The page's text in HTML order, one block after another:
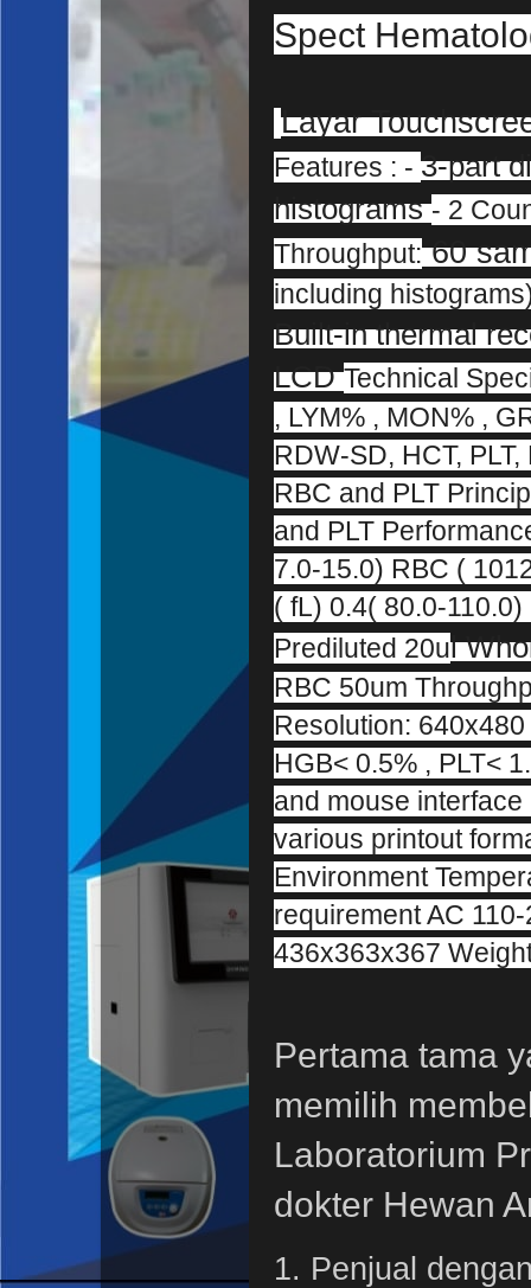
Spect
Layar
Features : - 3-part
histograms- 2
Throughput:60
including
Built-in thermal
LCDTechnical
, LYM% , MON% ,
RDW-SD, HCT,
RBC and PLT
and PLT
7.0-15.0) RBC (
( fL) 0.4( 80.0-
Prediluted 20ul
RBC 50um
Resolution:
HGB< 0.5% , PLT<
and mouse
various printout
Environment
requirement AC
436x363x367
Pertama tama
memilih
Laboratorium
dokter Hewan
1. Penjual